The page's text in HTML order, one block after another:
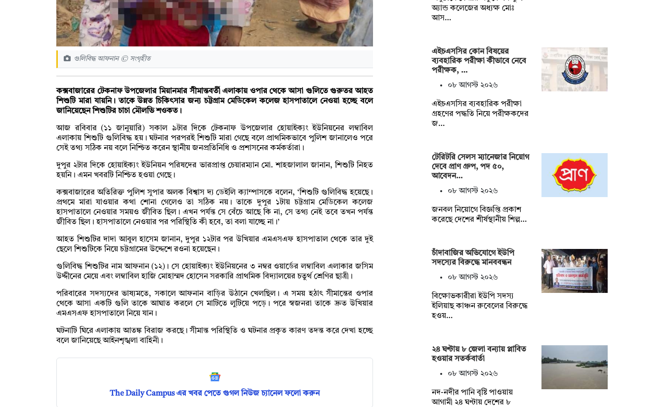
গুলিবিদ্ধ আফনান © সংগৃহীত
কক্সবাজারের টেকনাফ উপজেলার মিয়ানমার সীমান্তবর্তী এলাকায় ওপার থেকে আসা গুলিতে গুরুতর আহত
শিশুটি মারা যায়নি। তাকে উন্নত চিকিৎসার জন্য চট্টগ্রাম মেডিকেল কলেজ হাসপাতালে নেওয়া হচ্ছে বলে
জানিয়েছেন শিশুটির চাচা মৌলভি শওকত।
আজ রবিবার (১১ জানুয়ারি) সকাল ৯টার দিকে টেকনাফ উপজেলার হোয়াইক্যং ইউনিয়নের লম্বাবিল
এলাকায় শিশুটি গুলিবিদ্ধ হয়। ঘটনার পরপরই শিশুটি মারা গেছে বলে প্রাথমিকভাবে পুলিশ জানালেও পরে
সেই তথ্য সঠিক নয় বলে নিশ্চিত করেন স্থানীয় জনপ্রতিনিধি ও প্রশাসনের কর্মকর্তারা।
দুপুর ২টার দিকে হোয়াইক্যং ইউনিয়ন পরিষদের ভারপ্রাপ্ত চেয়ারম্যান মো. শাহজালাল জানান, শিশুটি নিহত
হয়নি। এমন খবরটি নিশ্চিত হওয়া গেছে।
কক্সবাজারের অতিরিক্ত পুলিশ সুপার অলক বিশ্বাস দ্য ডেইলি ক্যাম্পাসকে বলেন, ‘শিশুটি গুলিবিদ্ধ হয়েছে।
প্রথমে মারা যাওয়ার কথা শোনা গেলেও তা সঠিক নয়। তাকে দুপুর ১টায় চট্টগ্রাম মেডিকেল কলেজ
হাসপাতালে নেওয়ার সময়ও জীবিত ছিল। এখন পর্যন্ত সে বেঁচে আছে কি না, সে তথ্য নেই তবে তখন পর্যন্ত
জীবিত ছিল। হাসপাতালে নেওয়ার পর পরিস্থিতি কী হবে, তা বলা যাচ্ছে না।’
আহত শিশুটির দাদা আবুল হাসেম জানান, দুপুর ১২টার পর উখিয়ার এমএসএফ হাসপাতাল থেকে তার দুই
ছেলে শিশুটিকে নিয়ে চট্টগ্রামের উদ্দেশে রওনা হয়েছেন।
গুলিবিদ্ধ শিশুটির নাম আফনান (১২)। সে হোয়াইক্যং ইউনিয়নের ৩ নম্বর ওয়ার্ডের লম্বাবিল এলাকার জসিম
উদ্দীনের মেয়ে এবং লম্বাবিল হাজি মোহাম্মদ হোসেন সরকারি প্রাথমিক বিদ্যালয়ের চতুর্থ শ্রেণির ছাত্রী।
পরিবারের সদস্যদের ভাষ্যমতে, সকালে আফনান বাড়ির উঠানে খেলছিল। এ সময় হঠাৎ সীমান্তের ওপার
থেকে আসা একটি গুলি তাকে আঘাত করলে সে মাটিতে লুটিয়ে পড়ে। পরে স্বজনরা তাকে দ্রুত উখিয়ার
এমএসএফ হাসপাতালে নিয়ে যান।
ঘটনাটি ঘিরে এলাকায় আতঙ্ক বিরাজ করছে। সীমান্ত পরিস্থিতি ও ঘটনার প্রকৃত কারণ তদন্ত করে দেখা হচ্ছে
বলে জানিয়েছে আইনশৃঙ্খলা বাহিনী।
The Daily Campus এর খবর পেতে গুগল নিউজ চ্যানেল ফলো করুন
অ্যান্ড কলেজের অধ্যক্ষ মোঃ
আস…
এইচএসসির কোন বিষয়ের
ব্যবহারিক পরীক্ষা কীভাবে নেবে
পরীক্ষক, …
০৮ আগস্ট ২০২৬
এইচএসসির ব্যবহারিক পরীক্ষা
গ্রহণের পদ্ধতি নিয়ে পরীক্ষকদের
জ…
টেরিটরি সেলস ম্যানেজার নিয়োগ
দেবে প্রাণ গ্রুপ, পদ ৫০,
আবেদন…
০৮ আগস্ট ২০২৬
জনবল নিয়োগে বিজ্ঞপ্তি প্রকাশ
করেছে দেশের শীর্ষস্থানীয় শিল্প…
চাঁদাবাজির অভিযোগে ইউপি
সদস্যের বিরুদ্ধে মানববন্ধন
০৮ আগস্ট ২০২৬
বিক্ষোভকারীরা ইউপি সদস্য
ইলিয়াছ কাঞ্চন রুবেলের বিরুদ্ধে
হওয়…
২৪ ঘণ্টায় ৮ জেলা বন্যায় প্লাবিত
হওয়ার সতর্কবার্তা
০৮ আগস্ট ২০২৬
নদ-নদীর পানি বৃষ্টি পাওয়ায়
আগামী ২৪ ঘণ্টায় দেশের ৮